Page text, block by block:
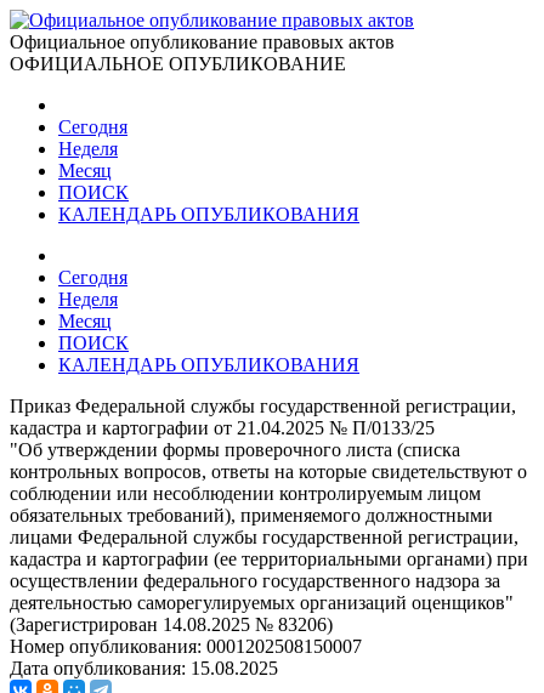
Официальное опубликование правовых актов
ОФИЦИАЛЬНОЕ ОПУБЛИКОВАНИЕ
Сегодня
Неделя
Месяц
ПОИСК
КАЛЕНДАРЬ ОПУБЛИКОВАНИЯ
Сегодня
Неделя
Месяц
ПОИСК
КАЛЕНДАРЬ ОПУБЛИКОВАНИЯ
Приказ Федеральной службы государственной регистрации,
кадастра и картографии от 21.04.2025 № П/0133/25
"Об утверждении формы проверочного листа (списка
контрольных вопросов, ответы на которые свидетельствуют о
соблюдении или несоблюдении контролируемым лицом
обязательных требований), применяемого должностными
лицами Федеральной службы государственной регистрации,
кадастра и картографии (ее территориальными органами) при
осуществлении федерального государственного надзора за
деятельностью саморегулируемых организаций оценщиков"
(Зарегистрирован 14.08.2025 № 83206)
Номер опубликования: 0001202508150007
Дата опубликования: 15.08.2025